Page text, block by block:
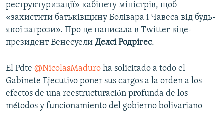
Усі сайти RFE/RL
реструктуризації» кабінету міністрів, щоб
«захистити батьківщину Болівара і Чавеса від будь-
якої загрози». Про це написала в Twitter віце-
президент Венесуели Делсі Родрігес.
El Pdte @NicolasMaduro ha solicitado a todo el
Gabinete Ejecutivo poner sus cargos a la orden a los
efectos de una reestructuración profunda de los
métodos y funcionamiento del gobierno bolivariano